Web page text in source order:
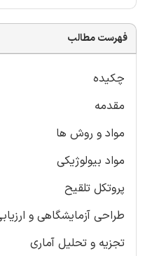
فهرست مطالب
چکیده
مقدمه
مواد و روش ها
مواد بیولوژیکی
پروتکل تلقیح
طراحی آزمایشگاهی و
تجزیه و تحلیل آماری